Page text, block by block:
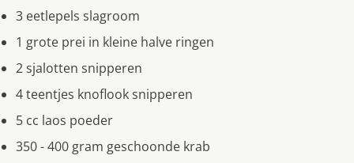
3 eetlepels slagroom
1 grote prei in kleine halve ringen
2 sjalotten snipperen
4 teentjes knoflook snipperen
5 cc laos poeder
350 - 400 gram geschoonde krab